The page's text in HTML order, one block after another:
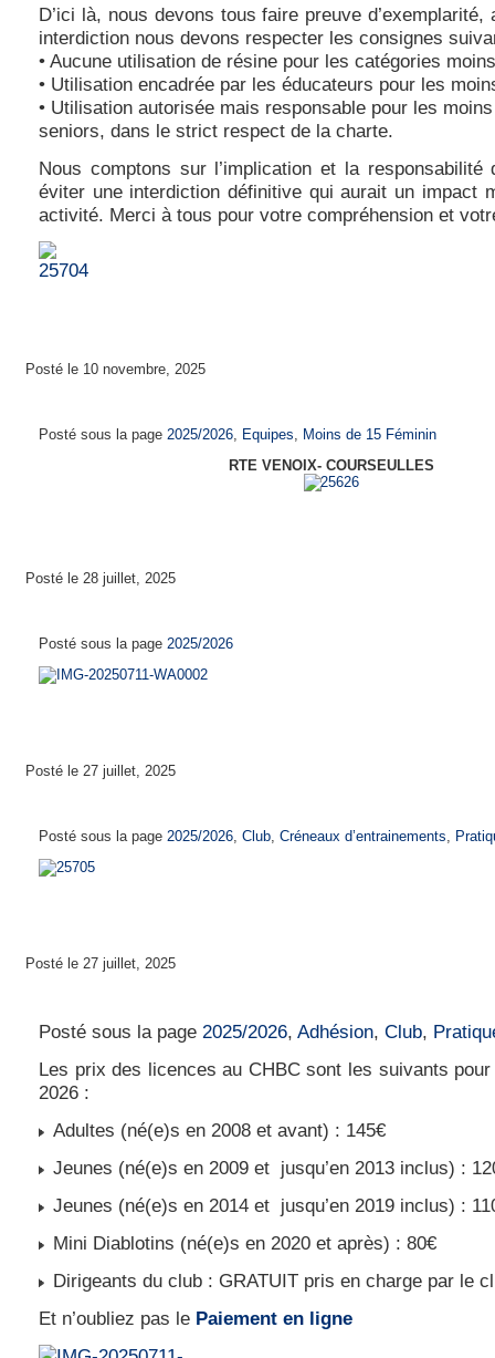
D’ici là, nous devons tous faire preuve d’exemplarité,
interdiction nous devons respecter les consignes
• Aucune utilisation de résine pour les catégories
• Utilisation encadrée par les éducateurs pour les
• Utilisation autorisée mais responsable pour les
seniors, dans le strict respect de la charte.
Nous comptons sur l’implication et la responsabilité
éviter une interdiction définitive qui aurait un impact
activité. Merci à tous pour votre compréhension et
Posté le 10 novembre, 2025
Posté sous la page 2025/2026, Equipes, Moins de 15 Féminin
RTE VENOIX- COURSEULLES
Posté le 28 juillet, 2025
Posté sous la page 2025/2026
Posté le 27 juillet, 2025
Posté sous la page 2025/2026, Club, Créneaux d’entrainements,
Posté le 27 juillet, 2025
Posté sous la page 2025/2026, Adhésion, Club,
Les prix des licences au CHBC sont les suivants
2026 :
Adultes (né(e)s en 2008 et avant) : 145€
Jeunes (né(e)s en 2009 et jusqu’en 2013 inclus) :
Jeunes (né(e)s en 2014 et jusqu’en 2019 inclus) :
Mini Diablotins (né(e)s en 2020 et après) : 80€
Dirigeants du club : GRATUIT pris en charge par le
Et n’oubliez pas le Paiement en ligne